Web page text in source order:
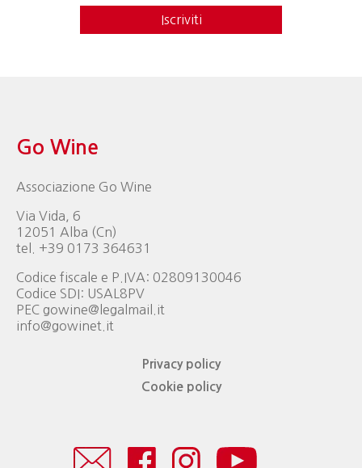
Iscriviti
Go Wine
Associazione Go Wine
Via Vida, 6
12051 Alba (Cn)
tel. +39 0173 364631
Codice fiscale e P.IVA: 02809130046
Codice SDI: USAL8PV
PEC gowine@legalmail.it
info@gowinet.it
Privacy policy
Cookie policy